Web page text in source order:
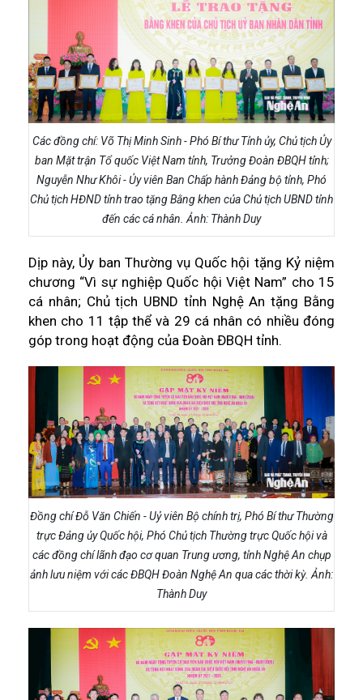
Các đồng chí: Võ Thị Minh Sinh - Phó Bí thư Tỉnh ủy, Chủ tịch Ủy
ban Mặt trận Tổ quốc Việt Nam tỉnh, Trưởng Đoàn ĐBQH tỉnh;
Nguyễn Như Khôi - Ủy viên Ban Chấp hành Đảng bộ tỉnh, Phó
Chủ tịch HĐND tỉnh trao tặng Bằng khen của Chủ tịch UBND tỉnh
đến các cá nhân. Ảnh: Thành Duy
Dịp này, Ủy ban Thường vụ Quốc hội tặng Kỷ niệm
chương “Vì sự nghiệp Quốc hội Việt Nam” cho 15
cá nhân; Chủ tịch UBND tỉnh Nghệ An tặng Bằng
khen cho 11 tập thể và 29 cá nhân có nhiều đóng
góp trong hoạt động của Đoàn ĐBQH tỉnh.
Đồng chí Đỗ Văn Chiến - Uỷ viên Bộ chính trị, Phó Bí thư Thường
trực Đảng ủy Quốc hội, Phó Chủ tịch Thường trực Quốc hội và
các đồng chí lãnh đạo cơ quan Trung ương, tỉnh Nghệ An chụp
ảnh lưu niệm với các ĐBQH Đoàn Nghệ An qua các thời kỳ. Ảnh:
Thành Duy